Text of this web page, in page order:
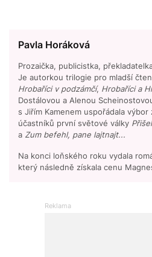
Pavla Horáková
Prozaička, publicistka,
Je autorkou trilogie pro mladší
Hrobaříci v podzámčí, Hrobaříci a
Dostálovou a Alenou
s Jiřím Kamenem uspořádala
účastníků první světové války
a Zum befehl, pane lajtnajt...
Na konci loňského roku vydala
který následně získala cenu